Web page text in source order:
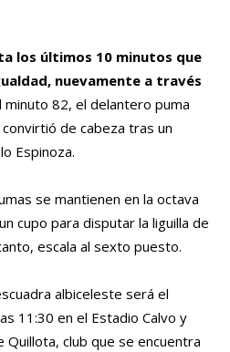
los últimos 10 minutos que
nuevamente a través
minuto 82, el delantero puma
de cabeza tras un
Espinoza.
se mantienen en la octava
cupo para disputar la liguilla de
escala al sexto puesto.
albiceleste será el
11:30 en el Estadio Calvo y
Quillota, club que se encuentra